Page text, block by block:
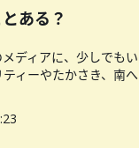
ある？
ディアに、少しでも
ィーやたかさき、南へ